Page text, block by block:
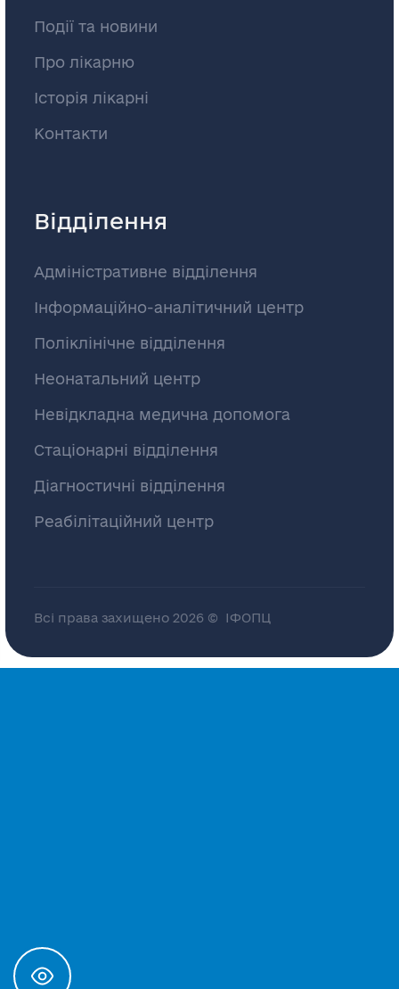
Події та новини
Про лікарню
Історія лікарні
Контакти
Відділення
Адміністративне відділення
Інформаційно-аналітичний центр
Поліклінічне відділення
Неонатальний центр
Невідкладна медична допомога
Стаціонарні відділення
Діагностичні відділення
Реабілітаційний центр
Всі права захищено 2026 © ІФОПЦ